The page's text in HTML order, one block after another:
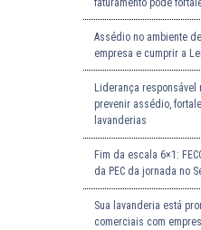
Assédio no ambiente
empresa e cumprir a
Liderança responsável
prevenir assédio,
lavanderias
Fim da escala 6×1:
da PEC da jornada no
Sua lavanderia está
comerciais com